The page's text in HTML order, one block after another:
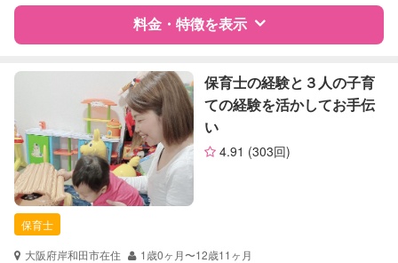
レッスン 絵・工作レッスン
（定期特典）
対応可能
料金・特徴を表示
特徴 料金 レビュー
サポートの特徴
資格
自治体届出済ベビーシッター
保育士
幼稚園教諭
対応可能/特徴 子育て経験
保育士の経験と３人の子育
ての経験を活かしてお手伝
い
4.91 (303回)
保育士
大阪府岸和田市在住
1歳0ヶ月〜12歳11ヶ月